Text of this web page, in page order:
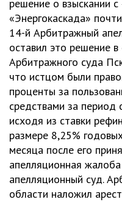
решение о взыскании с
«Энергокаскада»
14-й Арбитражный
оставил это решение
Арбитражного суда
что истцом были
проценты за
средствами за период
исходя из ставки
размере 8,25%
месяца после его
апелляционная
апелляционный суд.
области наложил